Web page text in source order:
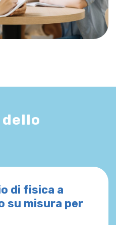
dello
di fisica a
su misura per